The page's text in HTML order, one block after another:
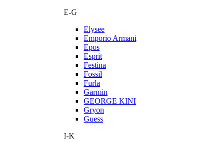
E-G
Elysee
Emporio Armani
Epos
Esprit
Festina
Fossil
Furla
Garmin
GEORGE KINI
Gryon
Guess
I-K